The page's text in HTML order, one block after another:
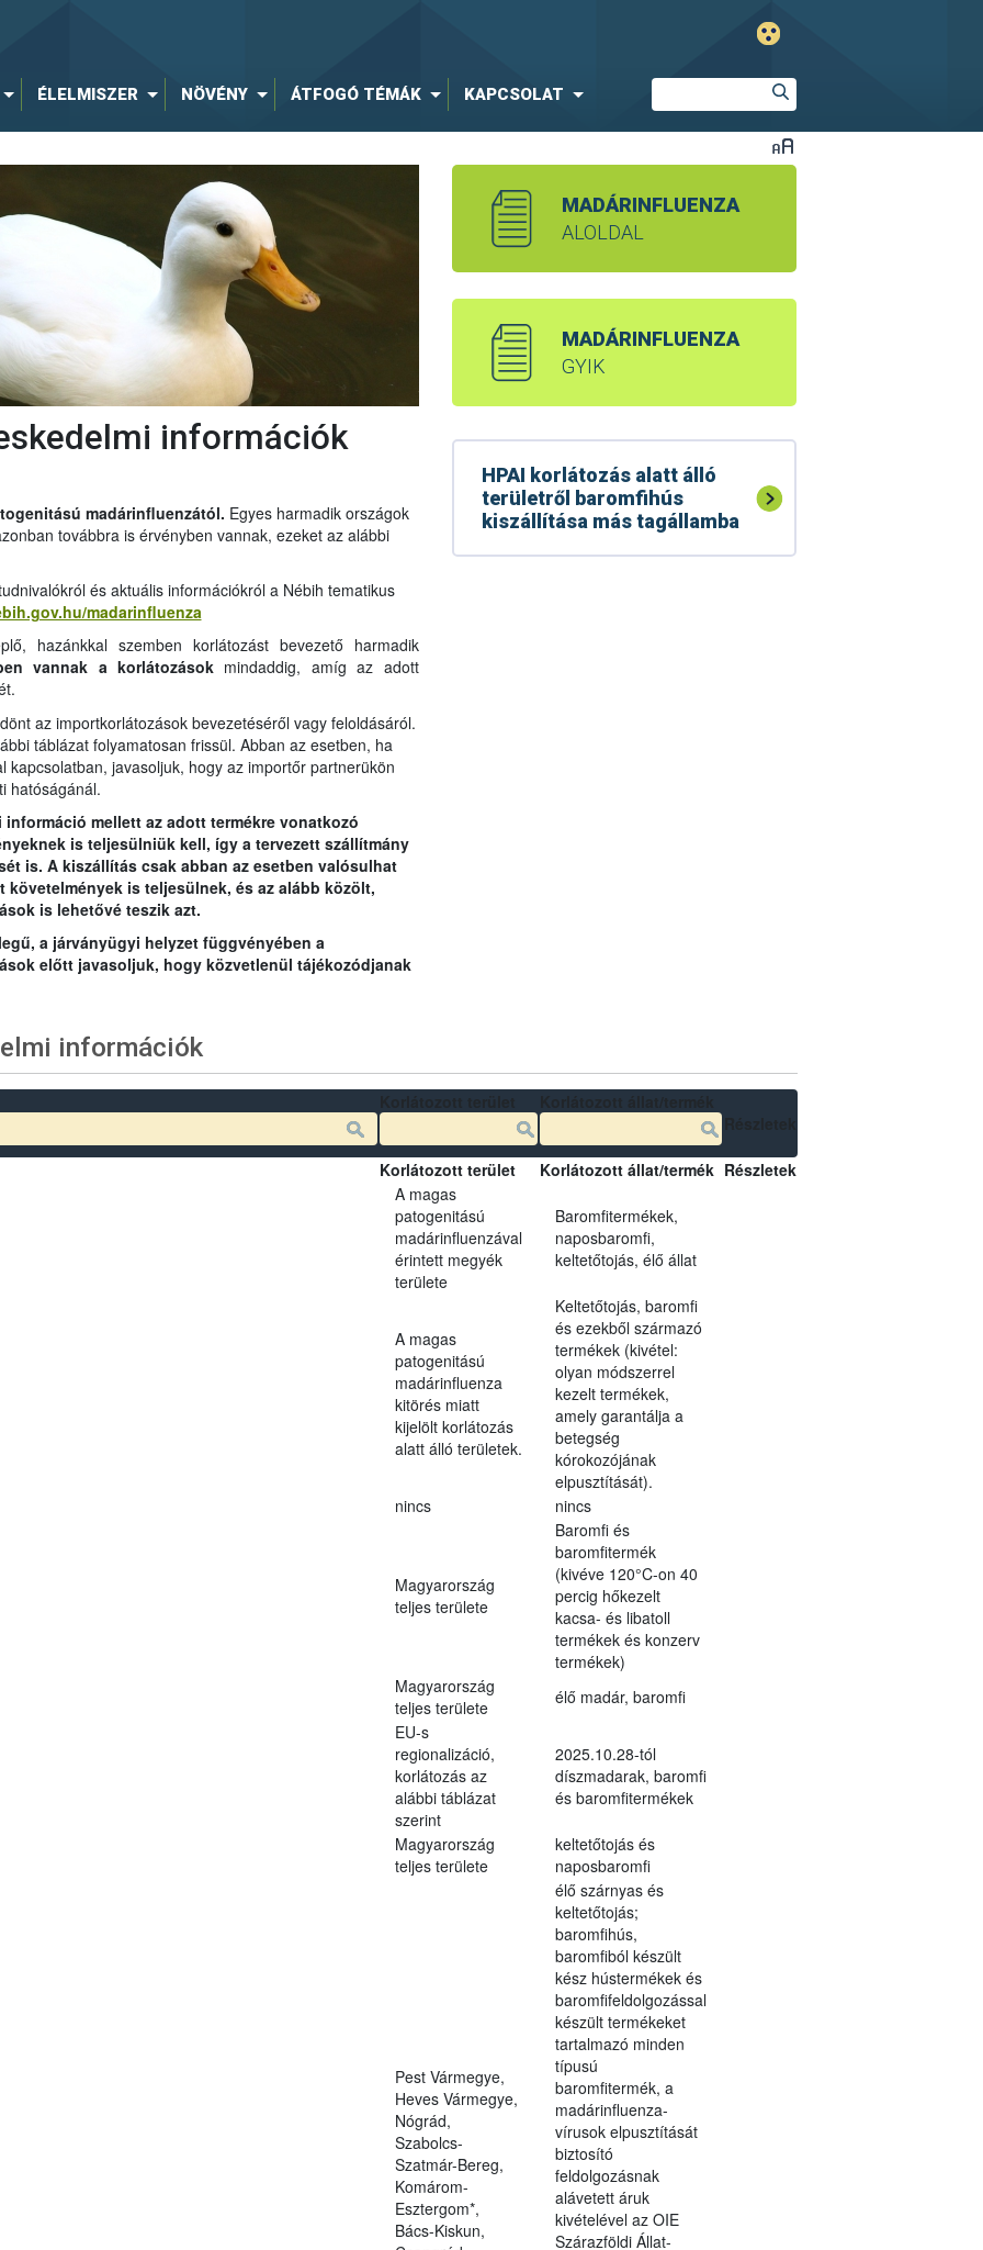
ÉLELMISZER NÖVÉNY ÁTFOGÓ TÉMÁK KAPCSOLAT
információk
madárinfluenzától. Egyes harmadik országok
továbbra is érvényben vannak, ezeket az alábbi
és aktuális információkról a Nébih tematikus
madarinfluenza
hazánkkal szemben korlátozást bevezető harmadik
vannak a korlátozások mindaddig, amíg az adott
az importkorlátozások bevezetéséről vagy feloldásáról.
táblázat folyamatosan frissül. Abban az esetben, ha
javasoljuk, hogy az importőr partnerükön
hatóságánál.
mellett az adott termékre vonatkozó
is teljesülniük kell, így a tervezett szállítmány
is. A kiszállítás csak abban az esetben valósulhat
is teljesülnek, és az alább közölt,
is lehetővé teszik azt.
a járványügyi helyzet függvényében a
előtt javasoljuk, hogy közvetlenül tájékozódjanak
MADÁRINFLUENZA
ALOLDAL
MADÁRINFLUENZA
GYIK
HPAI korlátozás alatt álló
területről baromfihús
kiszállítása más tagállamba
információk
Korlátozott terület Korlátozott állat/termék Részletek
A magas
patogenitású
madárinfluenzával
érintett megyék
területe
Baromfitermékek,
naposbaromfi,
keltetőtojás, élő állat
A magas
patogenitású
madárinfluenza
kitörés miatt
kijelölt korlátozás
alatt álló területek.
Keltetőtojás, baromfi
és ezekből származó
termékek (kivétel:
olyan módszerrel
kezelt termékek,
amely garantálja a
betegség
kórokozójának
elpusztítását).
nincs
nincs
Magyarország
teljes területe
Baromfi és
baromfitermék
(kivéve 120°C-on 40
percig hőkezelt
kacsa- és libatoll
termékek és konzerv
termékek)
Magyarország
teljes területe
élő madár, baromfi
EU-s
regionalizáció,
korlátozás az
alábbi táblázat
szerint
2025.10.28-tól
díszmadarak, baromfi
és baromfitermékek
Magyarország
teljes területe
keltetőtojás és
naposbaromfi
Pest Vármegye,
Heves Vármegye,
Nógrád,
Szabolcs-
Szatmár-Bereg,
Komárom-
Esztergom*,
Bács-Kiskun,
élő szárnyas és
keltetőtojás;
baromfihús,
baromfiból készült
kész hústermékek és
baromfifeldolgozással
készült termékeket
tartalmazó minden
típusú
baromfitermék, a
madárinfluenza-
vírusok elpusztítását
biztosító
feldolgozásnak
alávetett áruk
kivételével az OIE
Szárazföldi Állat-